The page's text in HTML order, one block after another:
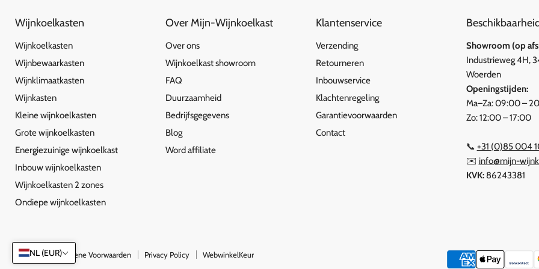
Wijnkoelkasten
Wijnkoelkasten
Wijnbewaarkasten
Wijnklimaatkasten
Wijnkasten
Kleine wijnkoelkasten
Grote wijnkoelkasten
Energiezuinige wijnkoelkast
Inbouw wijnkoelkasten
Wijnkoelkasten 2 zones
Ondiepe wijnkoelkasten
Over Mijn-Wijnkoelkast
Over ons
Wijnkoelkast showroom
FAQ
Duurzaamheid
Bedrijfsgegevens
Blog
Word affiliate
Klantenservice
Verzending
Retourneren
Inbouwservice
Klachtenregeling
Garantievoorwaarden
Contact
Showroom (op
Industrieweg 4H,
Woerden
Openingstijden:
Ma–Za: 09:00 –
Zo: 12:00 – 17:00
📞 +31 (0)85 004
✉️ info@mijn-
KVK:86243381
Zoeken Algemene Voorwaarden Privacy Policy WebwinkelKeur
NL (EUR)